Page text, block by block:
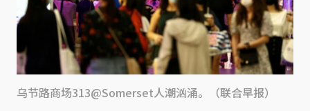
乌节路商场313@Somerset人潮汹涌。（联合早报）